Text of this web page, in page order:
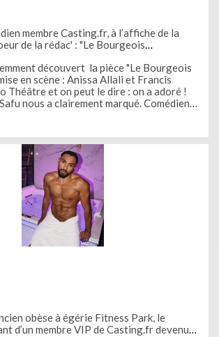
membre Casting.fr, à l’affiche de la
de la rédac' : "Le Bourgeois
découvert la pièce "Le Bourgeois
en scène : Anissa Allali et Francis
Théâtre et on peut le dire : on a adoré !
nous a clairement marqué. Comédien
obèse à égérie Fitness Park, le
d’un membre VIP de Casting.fr devenu